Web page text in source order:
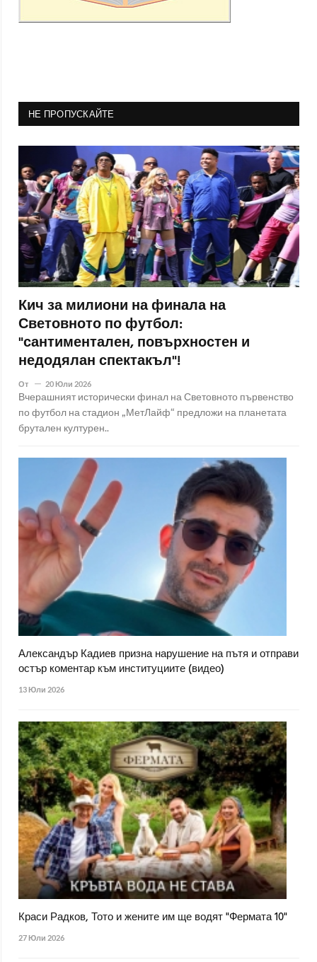
НЕ ПРОПУСКАЙТЕ
Кич за милиони на финала на
Световното по футбол:
"сантиментален, повърхностен и
недодялан спектакъл"!
От 20 Юли 2026
Вчерашният исторически финал на Световното първенство
по футбол на стадион „МетЛайф“ предложи на планетата
брутален културен..
Александър Кадиев призна нарушение на пътя и отправи
остър коментар към институциите (видео)
13 Юли 2026
Краси Радков, Тото и жените им ще водят "Фермата 10"
27 Юли 2026